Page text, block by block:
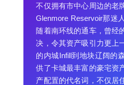
不仅拥有市中心周边的老
Glenmore Reservoir那迷
随着南环线的通车，曾经
决，令其资产吸引力更上
的内城Infill到地块辽阔的
供了卡城最丰富的豪宅资
产配置的代名词，不仅居